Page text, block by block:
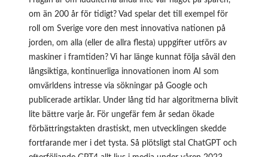
om än 200 år för tidigt? Vad spelar det till exempel för
roll om Sverige vore den mest innovativa nationen på
jorden, om alla (eller de allra flesta) uppgifter utförs av
maskiner i framtiden? Vi har länge kunnat följa såväl den
långsiktiga, kontinuerliga innovationen inom AI som
omvärldens intresse via sökningar på Google och
publicerade artiklar. Under lång tid har algoritmerna blivit
lite bättre varje år. För ungefär fem år sedan ökade
förbättringstakten drastiskt, men utvecklingen skedde
fortfarande mer i det tysta. Så plötsligt stal ChatGPT och